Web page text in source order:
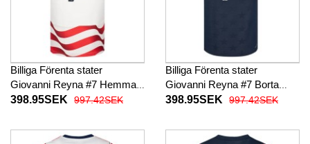
Billiga Förenta stater
Giovanni Reyna #7 Hemma
fotbollskläder VM 2026
398.95SEK 997.42SEK
Billiga Förenta stater
Giovanni Reyna #7 Borta
fotbollskläder VM 2026
398.95SEK 997.42SEK